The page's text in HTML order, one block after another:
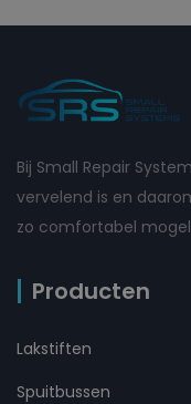
Bij Small Repair
vervelend is en
zo comfortabel
Producten
Lakstiften
Spuitbussen